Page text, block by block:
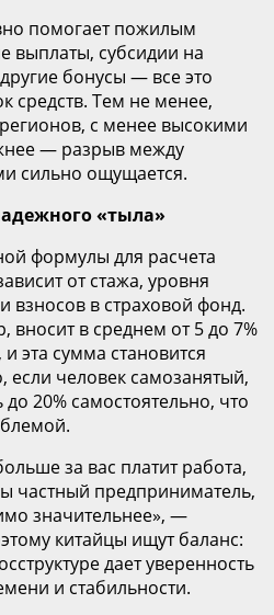
помогает пожилым
выплаты, субсидии на
бонусы — все это
средств. Тем не менее,
с менее высокими
— разрыв между
сильно ощущается.
«тыла»
формулы для расчета
от стажа, уровня
взносов в страховой фонд.
вносит в среднем от 5 до 7%
эта сумма становится
если человек самозанятый,
20% самостоятельно, что
за вас платит работа,
частный предприниматель,
значительнее», —
китайцы ищут баланс:
дает уверенность
и стабильности.